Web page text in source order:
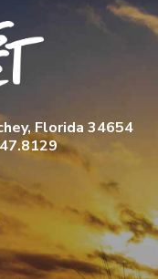
Florida 34654